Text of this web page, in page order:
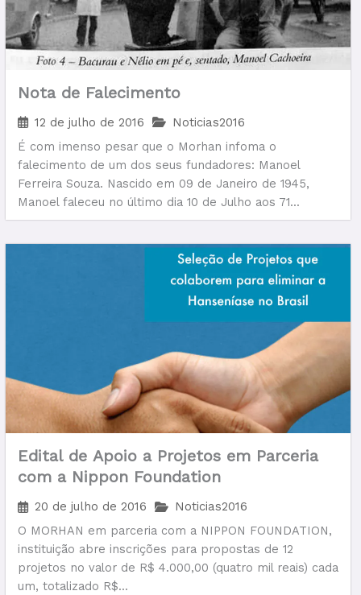
Nota de Falecimento
12 de julho de 2016
Noticias2016
É com imenso pesar que o Morhan infoma o
falecimento de um dos seus fundadores: Manoel
Ferreira Souza. Nascido em 09 de Janeiro de 1945,
Manoel faleceu no último dia 10 de Julho aos 71...
Edital de Apoio a Projetos em Parceria
com a Nippon Foundation
20 de julho de 2016
Noticias2016
O MORHAN em parceria com a NIPPON FOUNDATION,
instituição abre inscrições para propostas de 12
projetos no valor de R$ 4.000,00 (quatro mil reais) cada
um, totalizado R$...